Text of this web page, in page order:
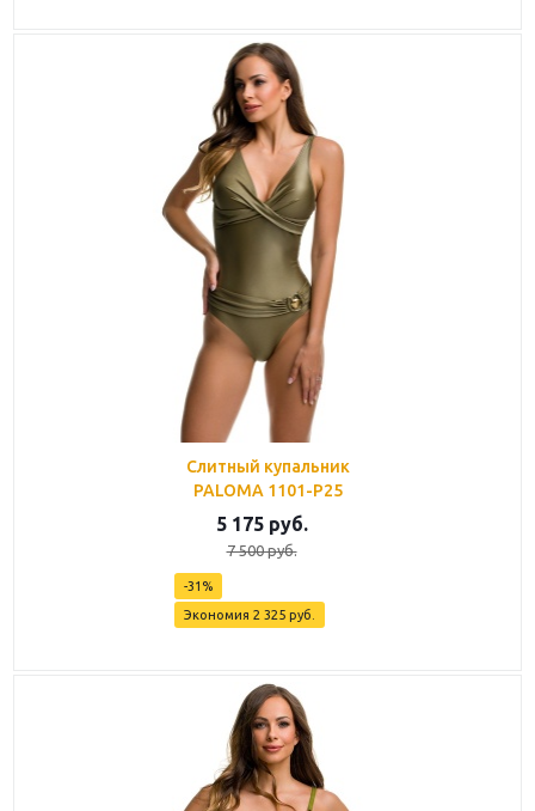
Слитный купальник
PALOMA 1101-P25
5 175руб.
7 500руб.
-31 %
Экономия 2 325руб.